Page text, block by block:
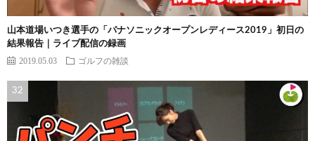
山本道場いつき選手の「パナソニックオープンレディース2019」初日の
結果報告｜ライブ配信の録画
2019.05.03 ゴルフの雑談